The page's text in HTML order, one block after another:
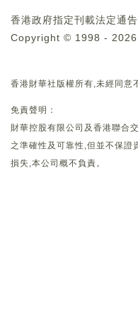
香港政府指定刊載法定通
Copyright © 1998 - 2026
香港財華社版權所有,未經同意
免責聲明：
財華控股有限公司及香港聯合
之準確性及可靠性,但並不保證
損失,本公司概不負責。